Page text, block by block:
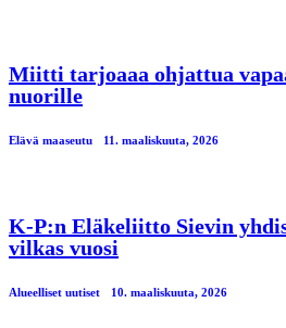
Miitti tarjoaaa ohjattua
nuorille
Elävä maaseutu 11. maaliskuuta, 2026
K-P:n Eläkeliitto Sievin
vilkas vuosi
Alueelliset uutiset 10. maaliskuuta, 2026